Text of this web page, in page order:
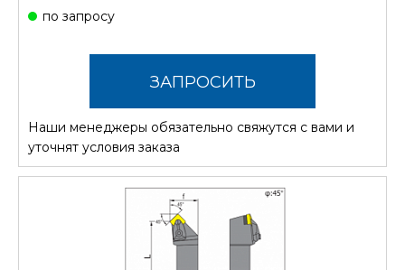
по запросу
ЗАПРОСИТЬ
СТОИМОСТЬ
Наши менеджеры обязательно свяжутся с вами и
уточнят условия заказа